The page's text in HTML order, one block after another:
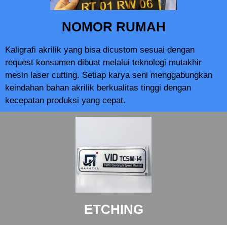
NOMOR RUMAH
Kaligrafi akrilik yang bisa dicustom sesuai dengan
request konsumen dibuat melalui teknologi mutakhir
mesin laser cutting. Setiap karya seni menggabungkan
keindahan bahan akrilik berkualitas tinggi dengan
kecepatan produksi yang cepat.
ETCHING